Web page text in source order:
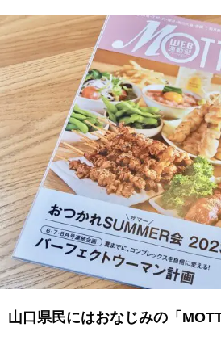
山口県民にはおなじみの「